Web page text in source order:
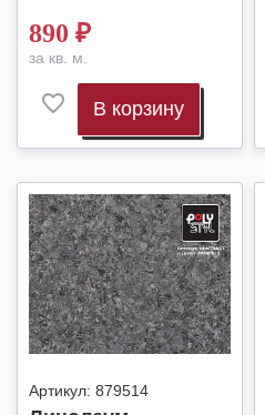
890 ₽
за кв. м.
В корзину
Артикул: 879514